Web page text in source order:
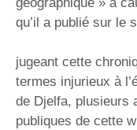
qu’il a publié sur le
jugeant cette
termes injurieux à
de Djelfa, plusieurs
publiques de cette